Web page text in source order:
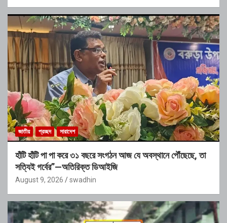
জাতীয় প্রচ্ছদ সারাদেশ
হাঁটি হাঁটি পা পা করে ৩১ বছরে সংগঠন আজ যে অবস্থানে পৌঁছেছে, তা
সত্যিই গর্বের”—অতিরিক্ত ডিআইজি
August 9, 2026 swadhin